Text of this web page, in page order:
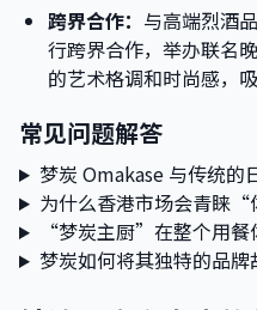
跨界合作： 与高端烈酒
行跨界合作，举办联名
的艺术格调和时尚感，
常见问题解答
梦炭 Omakase 与传统的
为什么香港市场会青睐“
“梦炭主厨”在整个用餐
梦炭如何将其独特的品牌